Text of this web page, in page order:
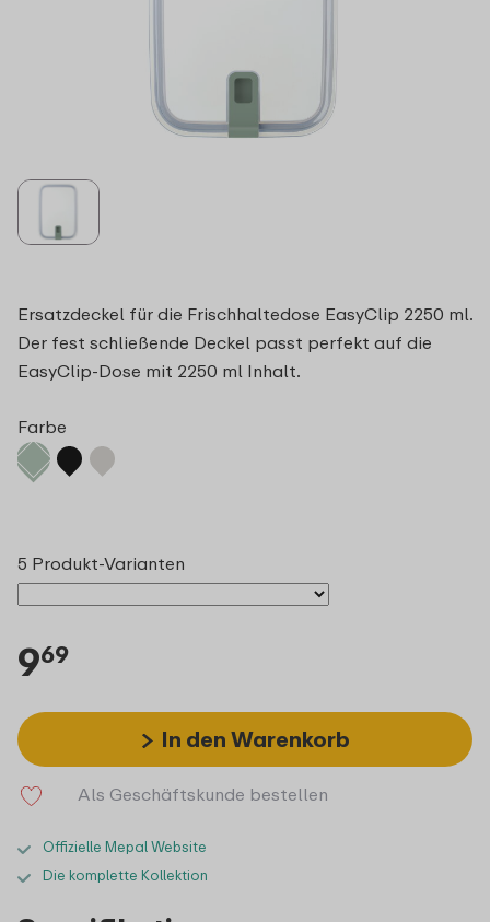
Ersatzdeckel für die Frischhaltedose EasyClip 2250 ml.
Der fest schließende Deckel passt perfekt auf die
EasyClip-Dose mit 2250 ml Inhalt.
Farbe
5 Produkt-Varianten
969
In den Warenkorb
Als Geschäftskunde bestellen
Offizielle Mepal Website
Die komplette Kollektion